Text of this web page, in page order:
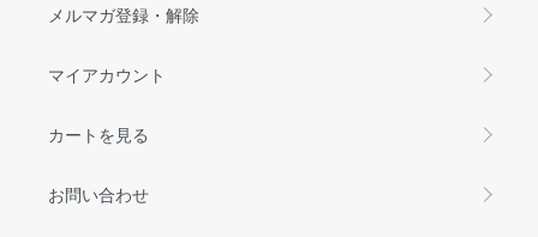
メルマガ登録・解除
マイアカウント
カートを見る
お問い合わせ